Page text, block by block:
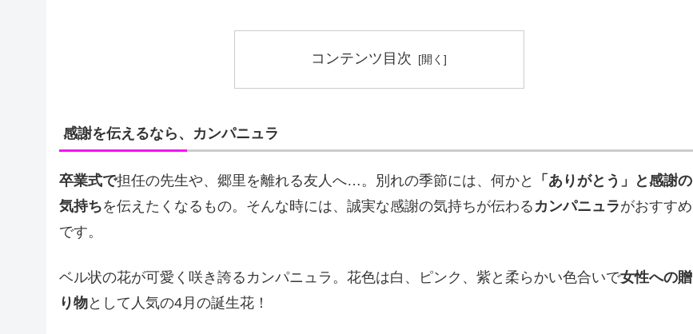
コンテンツ目次
感謝を伝えるなら、カンパニュラ
卒業式で担任の先生や、郷里を離れる友人へ…。別れの季節には、何かと
「ありがとう」と感謝の
気持ちを伝えたくなるもの。そんな時には、誠実な感謝の気持ちが伝わる カンパニュラがおすすめ
です。
ベル状の花が可愛く咲き誇るカンパニュラ。花色は白、ピンク、紫と柔らかい色合いで女性への贈
り物として人気の4月の誕生花！